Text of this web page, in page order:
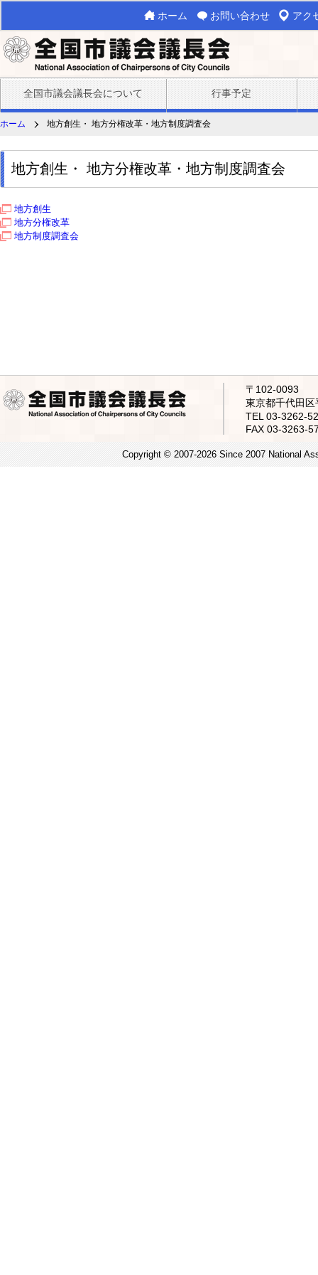
ホーム お問い合わせ アク
全国市議会議長会について 行事予定
ホーム 地方創生・ 地方分権改革・地方制度調査会
地方創生・ 地方分権改革・地方制度調査会
地方創生
地方分権改革
地方制度調査会
〒102-0093
東京都千代田
TEL 03-3262-
FAX 03-3263-
Copyright © 2007-2026 Since 2007 National